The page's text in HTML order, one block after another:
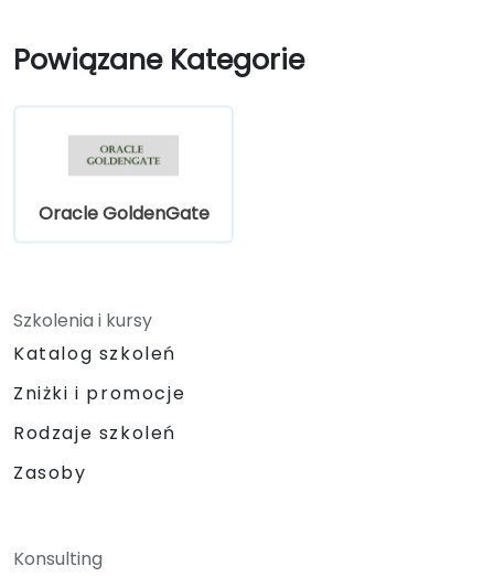
Powiązane Kategorie
Oracle GoldenGate
Szkolenia i kursy
Katalog szkoleń
Zniżki i promocje
Rodzaje szkoleń
Zasoby
Konsulting